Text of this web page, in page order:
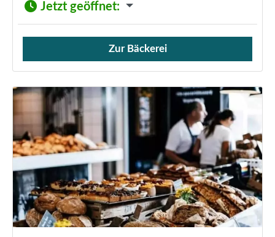
Jetzt geöffnet:
Verkauf von Brötchen,
Zur Bäckerei